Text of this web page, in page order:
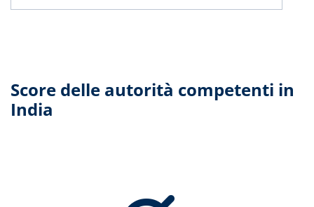
Score delle autorità competenti in
India